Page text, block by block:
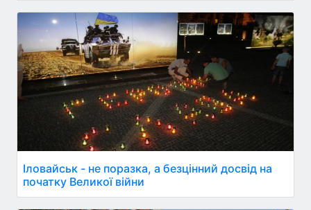
Іловайськ - не поразка, а безцінний досвід на
початку Великої війни